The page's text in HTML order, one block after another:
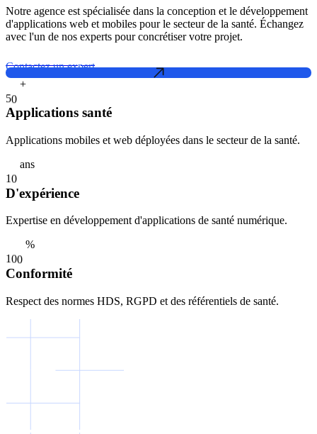
Notre agence est spécialisée dans la conception et le développement
d'applications web et mobiles pour le secteur de la santé. Échangez
avec l'un de nos experts pour concrétiser votre projet.
Contactez un expert
50
+
Applications santé
Applications mobiles et web déployées dans le secteur de la santé.
10
ans
D'expérience
Expertise en développement d'applications de santé numérique.
100
%
Conformité
Respect des normes HDS, RGPD et des référentiels de santé.